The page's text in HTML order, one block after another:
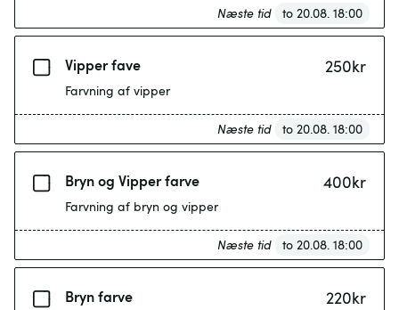
Næste tid to 20.08. 18:00
Vipper fave 250kr
Farvning af vipper
Næste tid to 20.08. 18:00
Bryn og Vipper farve 400kr
Farvning af bryn og vipper
Næste tid to 20.08. 18:00
Bryn farve 220kr